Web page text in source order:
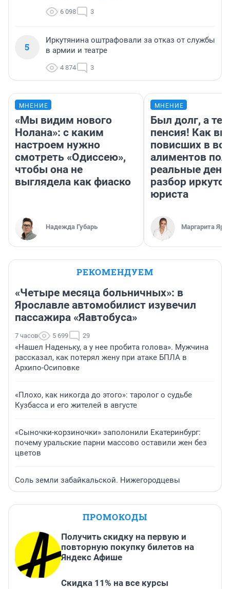
6 098 3
5
Иркутянина оштрафовали за отказ от службы
в армии и театре
4 874 3
МНЕНИЕ
«Мы видим нового
Нолана»: с каким
настроем нужно
смотреть «Одиссею»,
чтобы она не
выглядела как фиаско
Надежда Губарь
МНЕНИЕ
Был долг, а
пенсия! Как
повисших в
алиментов
реальные
разбор
юриста
Маргарита
РЕКОМЕНДУЕМ
«Четыре месяца больничных»: в
Ярославле автомобилист изувечил
пассажира «Яавтобуса»
7 часов 5 699 29
«Нашел Наденьку, а у нее пробита голова». Мужчина
рассказал, как потерял жену при атаке БПЛА в
Архипо-Осиповке
«Плохо, как никогда до этого»: таролог о судьбе
Кузбасса и его жителей в августе
«Сыночки-корзиночки» заполонили Екатеринбург:
почему уральские парни массово оставили жен без
цветов
Соль земли забайкальской. Нижегородцевы
ПРОМОКОДЫ
Получить скидку на первую и
повторную покупку билетов на
Яндекс Афише
Скидка 11% на все курсы